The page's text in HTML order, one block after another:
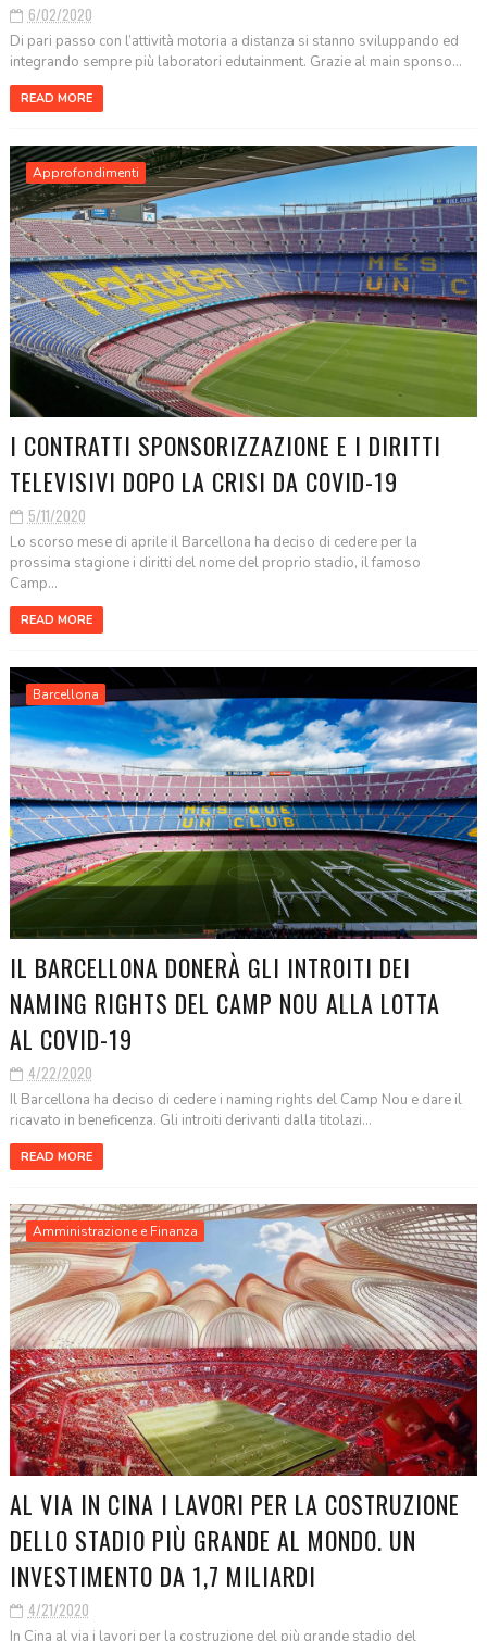
6/02/2020
Di pari passo con l’attività motoria a distanza si stanno sviluppando ed
integrando sempre più laboratori edutainment. Grazie al main sponso...
READ MORE
Approfondimenti
I CONTRATTI SPONSORIZZAZIONE E I DIRITTI
TELEVISIVI DOPO LA CRISI DA COVID-19
5/11/2020
Lo scorso mese di aprile il Barcellona ha deciso di cedere per la
prossima stagione i diritti del nome del proprio stadio, il famoso
Camp...
READ MORE
Barcellona
IL BARCELLONA DONERÀ GLI INTROITI DEI
NAMING RIGHTS DEL CAMP NOU ALLA LOTTA
AL COVID-19
4/22/2020
Il Barcellona ha deciso di cedere i naming rights del Camp Nou e dare il
ricavato in beneficenza. Gli introiti derivanti dalla titolazi...
READ MORE
Amministrazione e Finanza
AL VIA IN CINA I LAVORI PER LA COSTRUZIONE
DELLO STADIO PIÙ GRANDE AL MONDO. UN
INVESTIMENTO DA 1,7 MILIARDI
4/21/2020
In Cina al via i lavori per la costruzione del più grande stadio del